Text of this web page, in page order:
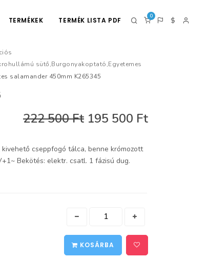
0
TERMÉKEK TERMÉK LISTA PDF
sütő,Burgonyakoptató,Egyetemes
salamander 450mm K265345
222 500 Ft 195 500 Ft
kivehető cseppfogó tálca, benne krómozott
Bekötés: elektr. csatl. 1 fázisú dug.
KOSÁRBA